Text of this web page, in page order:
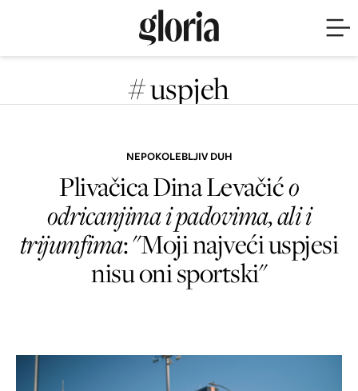
# uspjeh
NEPOKOLEBLJIV DUH
Plivačica Dina Levačićo
odricanjima i padovima, ali i
trijumfima: "Moji najveći uspjesi
nisu oni sportski"